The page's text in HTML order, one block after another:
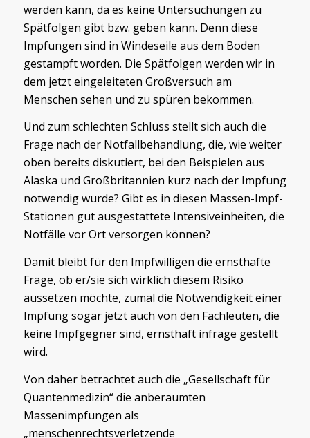
werden kann, da es keine Untersuchungen zu
Spätfolgen gibt bzw. geben kann. Denn diese
Impfungen sind in Windeseile aus dem Boden
gestampft worden. Die Spätfolgen werden wir in
dem jetzt eingeleiteten Großversuch am
Menschen sehen und zu spüren bekommen.
Und zum schlechten Schluss stellt sich auch die
Frage nach der Notfallbehandlung, die, wie weiter
oben bereits diskutiert, bei den Beispielen aus
Alaska und Großbritannien kurz nach der Impfung
notwendig wurde? Gibt es in diesen Massen-Impf-
Stationen gut ausgestattete Intensiveinheiten, die
Notfälle vor Ort versorgen können?
Damit bleibt für den Impfwilligen die ernsthafte
Frage, ob er/sie sich wirklich diesem Risiko
aussetzen möchte, zumal die Notwendigkeit einer
Impfung sogar jetzt auch von den Fachleuten, die
keine Impfgegner sind, ernsthaft infrage gestellt
wird.
Von daher betrachtet auch die „Gesellschaft für
Quantenmedizin“ die anberaumten
Massenimpfungen als
„menschenrechtsverletzende